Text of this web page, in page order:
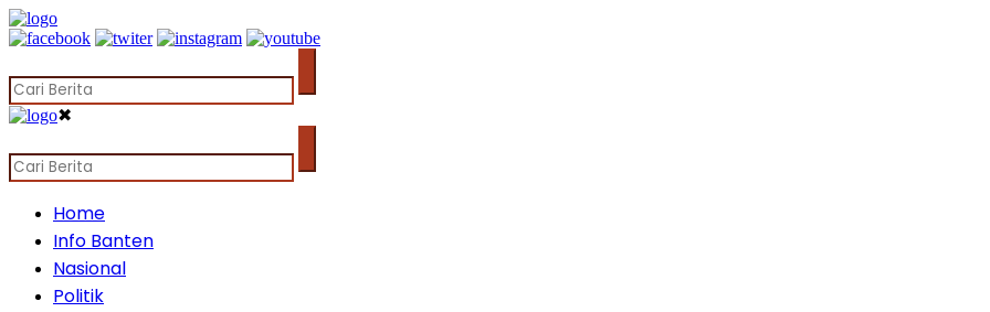
✖
Home
Info Banten
Nasional
Politik